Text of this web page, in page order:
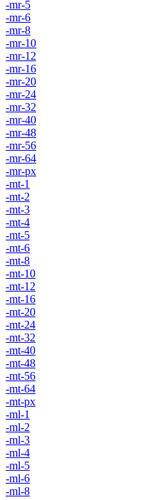
-mr-5
-mr-6
-mr-8
-mr-10
-mr-12
-mr-16
-mr-20
-mr-24
-mr-32
-mr-40
-mr-48
-mr-56
-mr-64
-mr-px
-mt-1
-mt-2
-mt-3
-mt-4
-mt-5
-mt-6
-mt-8
-mt-10
-mt-12
-mt-16
-mt-20
-mt-24
-mt-32
-mt-40
-mt-48
-mt-56
-mt-64
-mt-px
-ml-1
-ml-2
-ml-3
-ml-4
-ml-5
-ml-6
-ml-8